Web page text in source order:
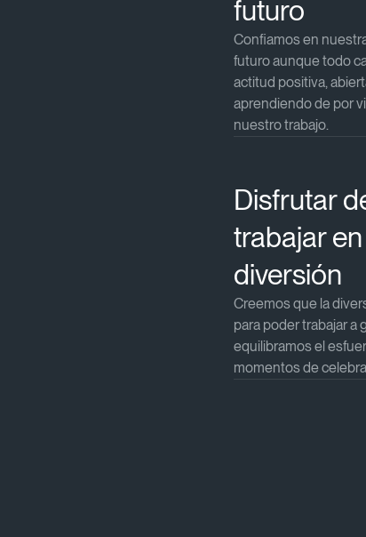
futuro​
Confiamos en
futuro aunque todo
actitud positiva,
aprendiendo de por
nuestro trabajo.​​
Disfrutar
trabajar
diversión​
Creemos que la
para poder trabajar a
equilibramos el
momentos de